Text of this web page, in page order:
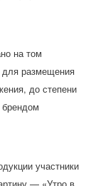
на том
для размещения
до степени
участники